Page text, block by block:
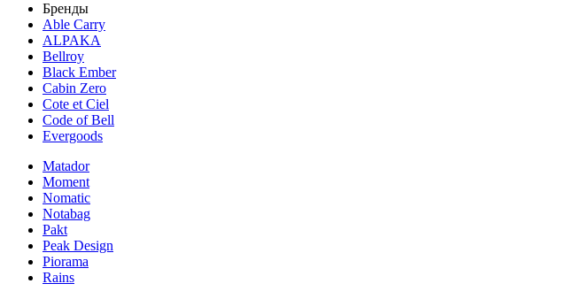
Бренды
Able Carry
ALPAKA
Bellroy
Black Ember
Cabin Zero
Cote et Ciel
Code of Bell
Evergoods
Matador
Moment
Nomatic
Notabag
Pakt
Peak Design
Piorama
Rains